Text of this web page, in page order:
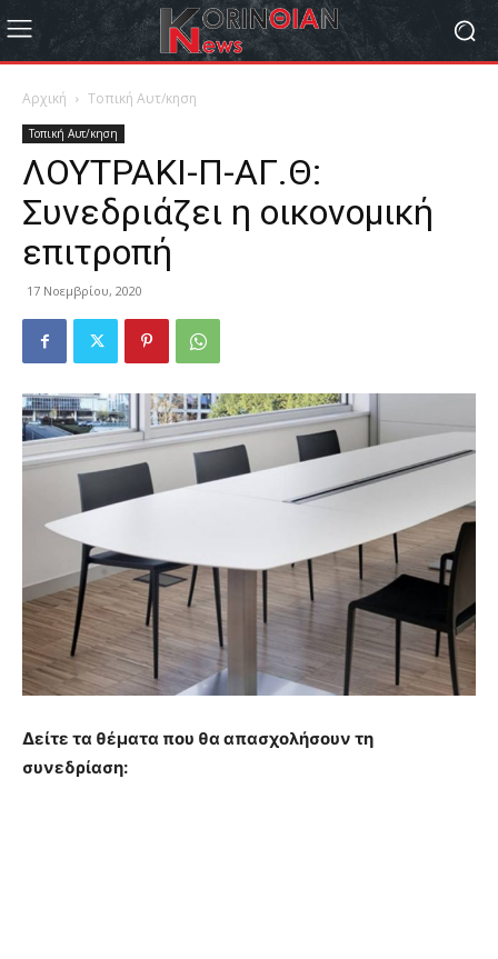
Αρχική Τοπική Αυτ/κηση
Τοπική Αυτ/κηση
ΛΟΥΤΡΑΚΙ-Π-ΑΓ.Θ:
Συνεδριάζει η οικονομική
επιτροπή
17 Νοεμβρίου, 2020
Δείτε τα θέματα που θα απασχολήσουν τη
συνεδρίαση: